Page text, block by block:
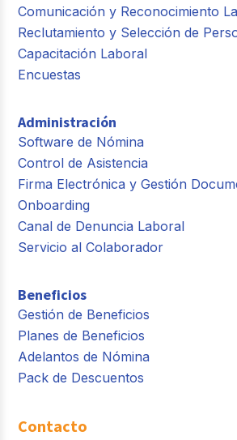
Comunicación y Reconocimiento
Reclutamiento y Selección de
Capacitación Laboral
Encuestas
Administración
Software de Nómina
Control de Asistencia
Firma Electrónica y Gestión
Onboarding
Canal de Denuncia Laboral
Servicio al Colaborador
Beneficios
Gestión de Beneficios
Planes de Beneficios
Adelantos de Nómina
Pack de Descuentos
Contacto